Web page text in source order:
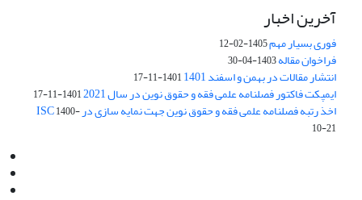
آخرین اخبار
فوری بسیار مهم1405-02-12
فراخوان مقاله1403-04-30
انتشار مقالات در بهمن و اسفند 1401 1401-11-17
ایمپکت فاکتور فصلنامه علمی فقه و حقوق نوین در سال 2021 1401-11-17
اخذ رتبه فصلنامه علمی فقه و حقوق نوین جهت نمایه سازی در ISC1400-
10-21